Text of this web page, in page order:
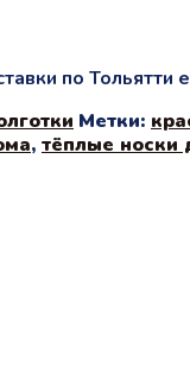
по
Метки:
, тёплые носки